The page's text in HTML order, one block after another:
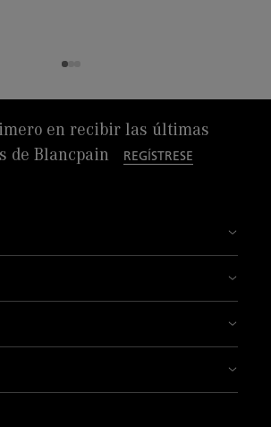
en recibir las últimas
de Blancpain
REGÍSTRESE
es la innovación